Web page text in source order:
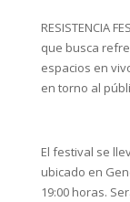
RESISTENCIA
que busca
espacios en
en torno al
El festival se
ubicado en
19:00 horas.